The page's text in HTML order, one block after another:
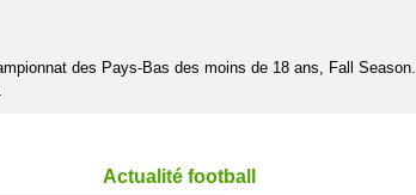
des Pays-Bas des moins de 18 ans, Fall Season.
Actualité football